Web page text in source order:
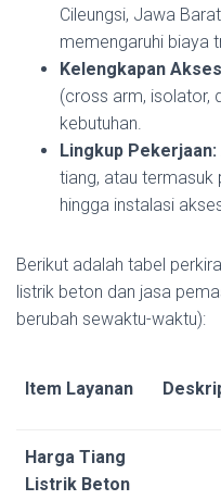
Cileungsi, Jawa
memengaruhi biaya
Kelengkapan
(cross arm, isolator,
kebutuhan.
Lingkup Pekerjaan:
tiang, atau termasuk
hingga instalasi
Berikut adalah tabel
listrik beton dan jasa
berubah sewaktu-waktu):
Item Layanan
Harga Tiang
Listrik Beton